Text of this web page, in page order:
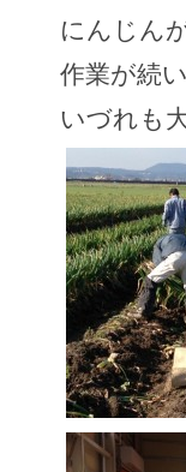
にんじん
作業が続
いづれも